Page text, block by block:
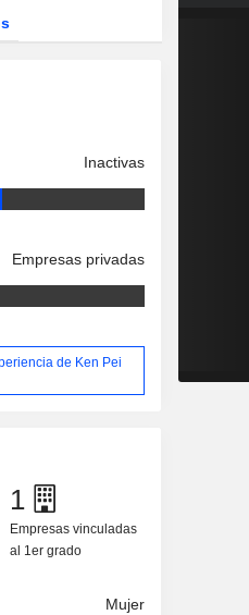
Inactivas
Empresas privadas
de Ken Pei
1
Empresas vinculadas
al 1er grado
Mujer